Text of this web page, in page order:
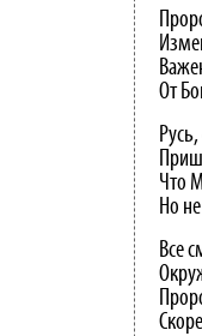
От
Что
Но
Все